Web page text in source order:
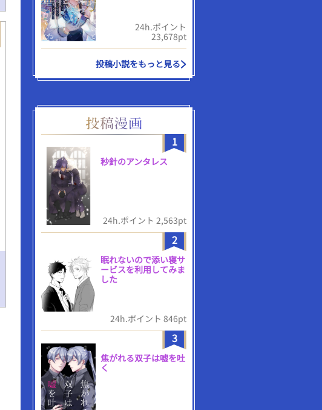
24h.ポイント
23,678pt
投稿小説をもっと見る
1
秒針のアンタレス
24h.ポイント 2,563pt
2
眠れないので添い寝サ
ービスを利用してみま
した
24h.ポイント 846pt
3
焦がれる双子は嘘を吐
く